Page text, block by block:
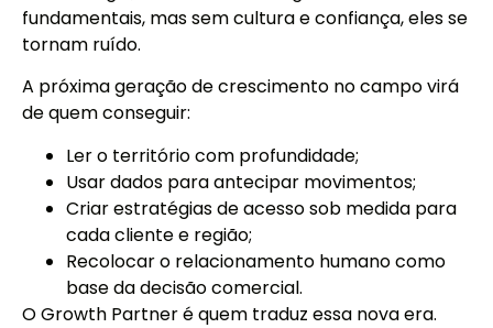
fundamentais, mas sem cultura e confiança, eles se
tornam ruído.
A próxima geração de crescimento no campo virá
de quem conseguir:
Ler o território com profundidade;
Usar dados para antecipar movimentos;
Criar estratégias de acesso sob medida para
cada cliente e região;
Recolocar o relacionamento humano como
base da decisão comercial.
O Growth Partner é quem traduz essa nova era.